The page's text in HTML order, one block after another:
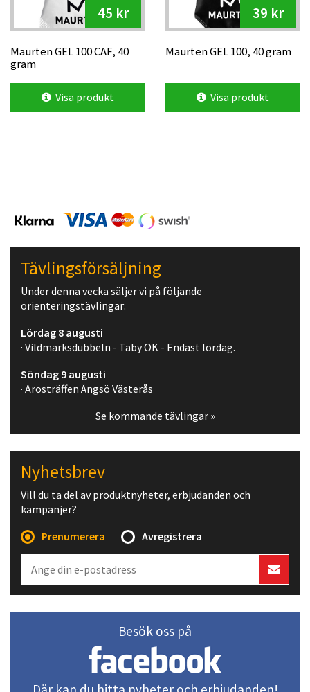
45 kr
Maurten GEL 100 CAF, 40
gram
Visa produkt
39 kr
Maurten GEL 100, 40 gram
Visa produkt
Tävlingsförsäljning
Under denna vecka säljer vi på följande
orienteringstävlingar:
Lördag 8 augusti
· Vildmarksdubbeln - Täby OK - Endast lördag.
Söndag 9 augusti
· Arosträffen Ängsö Västerås
Se kommande tävlingar »
Nyhetsbrev
Vill du ta del av produktnyheter, erbjudanden och
kampanjer?
Prenumerera
Avregistrera
Besök oss på